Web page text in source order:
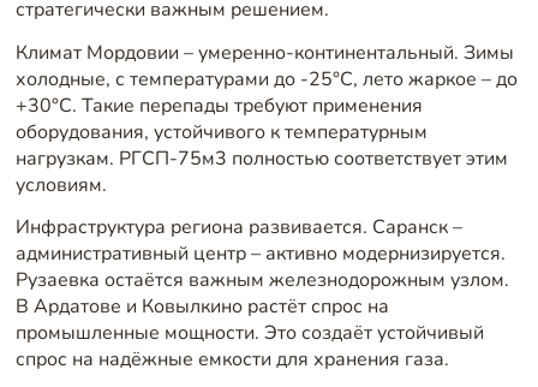
стратегически важным решением.
Климат Мордовии – умеренно-континентальный. Зимы
холодные, с температурами до -25°C, лето жаркое – до
+30°C. Такие перепады требуют применения
оборудования, устойчивого к температурным
нагрузкам. РГСП-75м3 полностью соответствует этим
условиям.
Инфраструктура региона развивается. Саранск –
административный центр – активно модернизируется.
Рузаевка остаётся важным железнодорожным узлом.
В Ардатове и Ковылкино растёт спрос на
промышленные мощности. Это создаёт устойчивый
спрос на надёжные емкости для хранения газа.